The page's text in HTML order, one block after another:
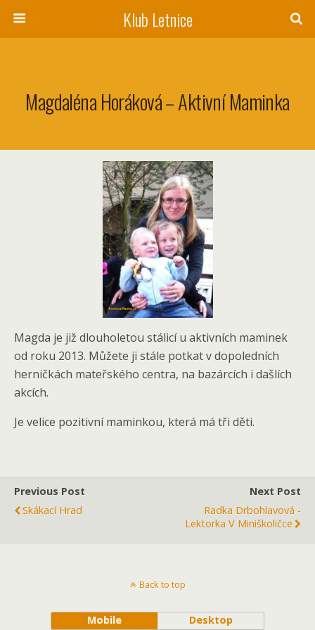
Klub Letnice
Magdaléna Horáková – Aktivní Maminka
Magda je již dlouholetou stálicí u aktivních maminek
od roku 2013. Můžete ji stále potkat v dopoledních
herničkách mateřského centra, na bazárcích i dašlích
akcích.
Je velice pozitivní maminkou, která má tři děti.
Previous Post
Skákací Hrad
Next Post
Radka Drbohlavová -
Lektorka V Miniškoličce
Back to top
Mobile Desktop